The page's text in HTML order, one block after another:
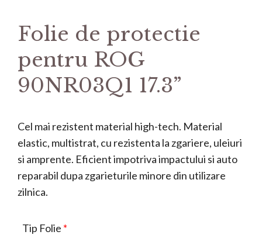
Folie de protectie
pentru ROG
90NR03Q1 17.3”
Cel mai rezistent material high-tech. Material
elastic, multistrat, cu rezistenta la zgariere, uleiuri
si amprente. Eficient impotriva impactului si auto
reparabil dupa zgarieturile minore din utilizare
zilnica.
Tip Folie *